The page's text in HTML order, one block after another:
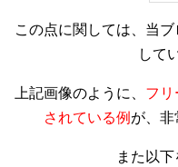
この点に関しては、当
して
上記画像のように、 フリ
されている例 が、非
また以下